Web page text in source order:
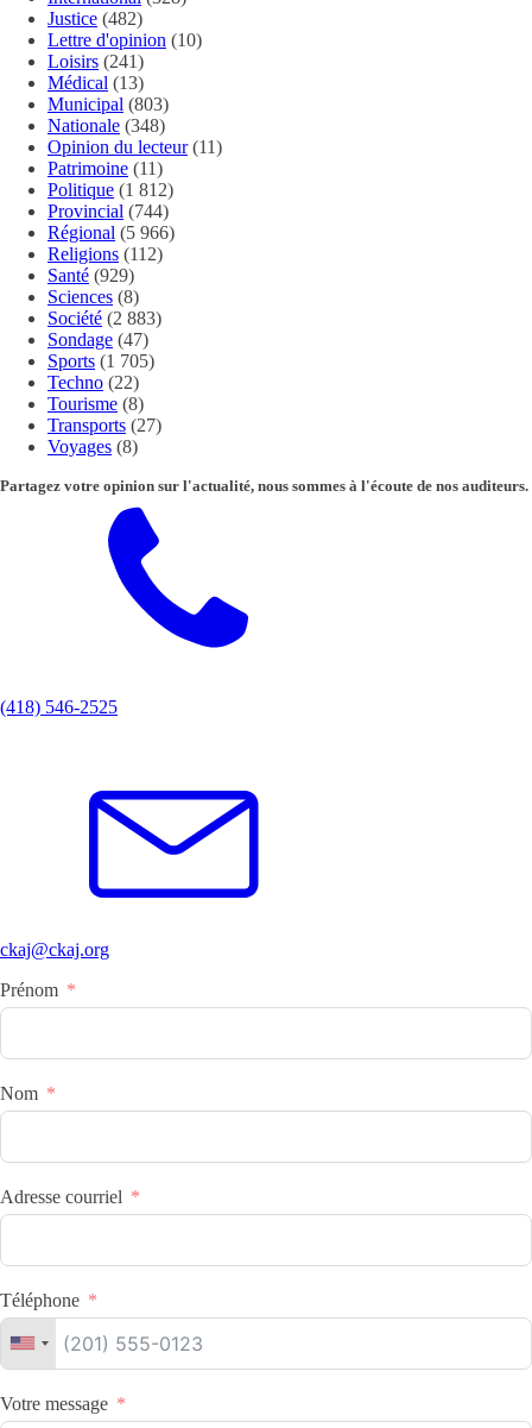
Justice (482)
Lettre d'opinion (10)
Loisirs (241)
Médical (13)
Municipal (803)
Nationale (348)
Opinion du lecteur(11)
Patrimoine (11)
Politique (1 812)
Provincial (744)
Régional (5 966)
Religions (112)
Santé (929)
Sciences (8)
Société (2 883)
Sondage (47)
Sports (1 705)
Techno (22)
Tourisme (8)
Transports (27)
Voyages (8)
Partagez votre opinion sur l'actualité, nous sommes à l'écoute de nos auditeurs.
(418) 546-2525
ckaj@ckaj.org
Prénom
Nom
Adresse courriel
Téléphone
Votre message